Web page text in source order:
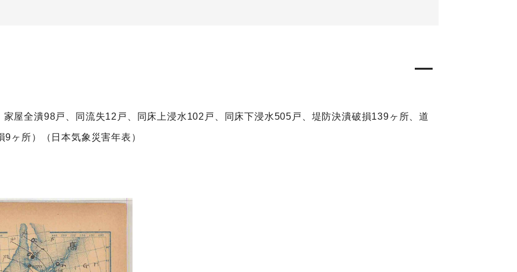
屋全潰98戸、同流失12戸、同床上浸水102戸、同床下浸水505戸、堤防決潰破損139ヶ所、道
ヶ所）（日本気象災害年表）